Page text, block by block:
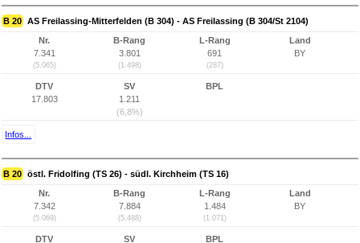
B 20 AS Freilassing-Mitterfelden (B 304) - AS Freilassing (B 304/St 2104)
Nr.
7.341
(5.065)
B-Rang
3.801
(1.498)
L-Rang
691
(287)
Land
BY
DTV
17.803
SV
1.211
(6,8%)
BPL
Infos...
B 20 östl. Fridolfing (TS 26) - südl. Kirchheim (TS 16)
Nr.
7.342
(5.069)
B-Rang
7.884
(5.488)
L-Rang
1.484
(1.071)
Land
BY
DTV
SV
BPL